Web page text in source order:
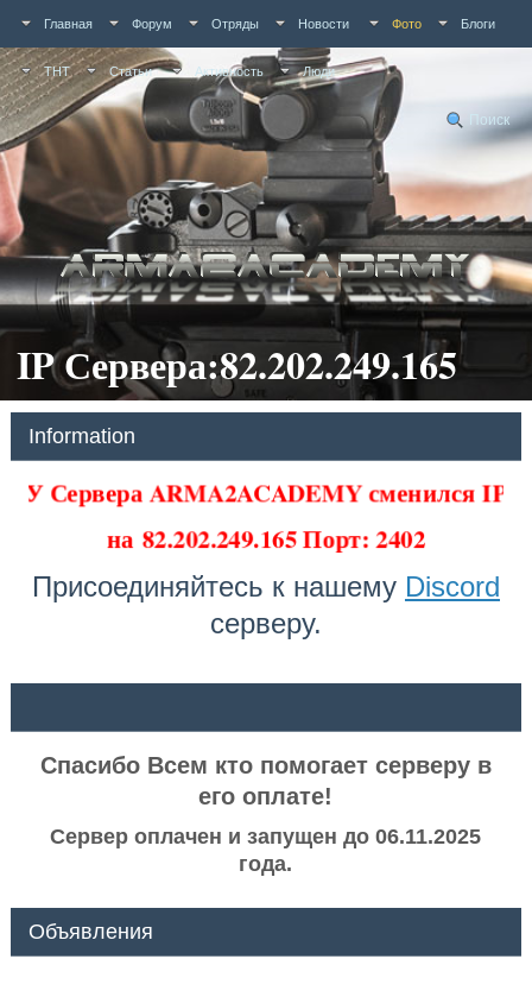
Главная Форум Отряды Новости Фото Блоги
ТНТ Статьи Активность Люди
Поиск
IP Сервера:82.202.249.165
Information
У Сервера ARMA2ACADEMY сменился IP
на82.202.249.165 Порт: 2402
Присоединяйтесь к нашему Discord
серверу.
Спасибо Всем кто помогает серверу в
его оплате!
Сервер оплачен и запущен до 06.11.2025
года.
Объявления